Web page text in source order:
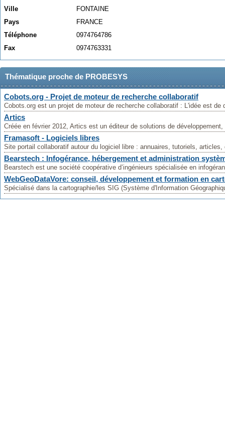
Ville
FONTAINE
Pays
FRANCE
Téléphone
0974764786
Fax
0974763331
Thématique proche de PROBESYS
Cobots.org - Projet de moteur de recherche collaboratif
Cobots.org est un projet de moteur de recherche collaboratif : L'idée est de
Artics
Créée en février 2012, Artics est un éditeur de solutions de
Framasoft - Logiciels libres
Site portail collaboratif autour du logiciel libre : annuaires, tutoriels, articles,
Bearstech : Infogérance, hébergement et administration
Bearstech est une société coopérative d’ingénieurs spécialisée en
WebGeoDataVore: conseil, développement et formation en
Spécialisé dans la cartographie/les SIG (Système d'Information